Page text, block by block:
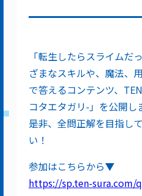
「転生したらスライムだ
ざまなスキルや、魔法、
で答えるコンテンツ、
コタエタガリ-」を公開し
是非、全問正解を目指し
い！
参加はこちらから▼
https://sp.ten-sura.com/